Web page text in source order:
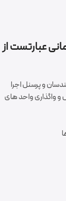
عبارتست از
و پرسنل اجرا
و واگذاری واحد های